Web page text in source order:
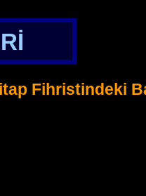
Fihristindeki